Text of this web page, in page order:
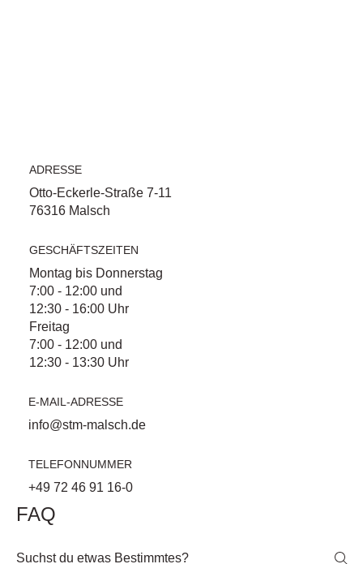
Otto-Eckerle-Straße 7-11
76316 Malsch
ADRESSE
Montag bis Donnerstag
7:00 - 12:00 und
12:30 - 16:00 Uhr
Freitag
7:00 - 12:00 und
12:30 - 13:30 Uhr
GESCHÄFTSZEITEN
info@stm-malsch.de
E-MAIL-ADRESSE
+49 72 46 91 16-0
TELEFONNUMMER
FAQ